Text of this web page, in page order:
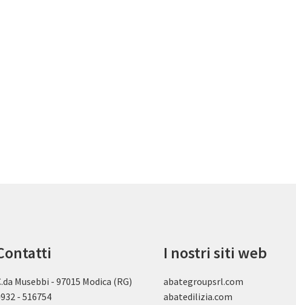
Musebbi - 97015 Modica (RG)
- 516754
I nostri siti web
abategroupsrl.com
abatedilizia.com